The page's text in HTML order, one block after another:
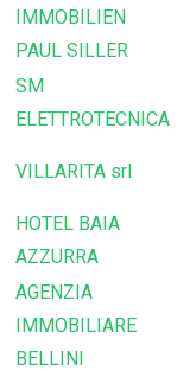
IMMOBILIEN
PAUL SILLER
SM
ELETTROTECNICA
VILLARITA srl
HOTEL BAIA
AZZURRA
AGENZIA
IMMOBILIARE
BELLINI